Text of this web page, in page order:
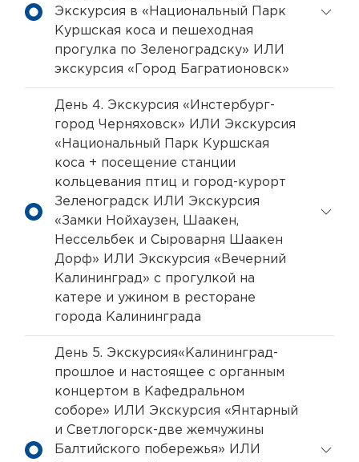
Экскурсия в «Национальный Парк
Куршская коса и пешеходная
прогулка по Зеленоградску» ИЛИ
экскурсия «Город Багратионовск»
День 4. Экскурсия «Инстербург-
город Черняховск» ИЛИ Экскурсия
«Национальный Парк Куршская
коса + посещение станции
кольцевания птиц и город-курорт
Зеленоградск ИЛИ Экскурсия
«Замки Нойхаузен, Шаакен,
Нессельбек и Сыроварня Шаакен
Дорф» ИЛИ Экскурсия «Вечерний
Калининград» с прогулкой на
катере и ужином в ресторане
города Калининграда
День 5. Экскурсия«Калининград-
прошлое и настоящее с органным
концертом в Кафедральном
соборе» ИЛИ Экскурсия «Янтарный
и Светлогорск-две жемчужины
Балтийского побережья» ИЛИ